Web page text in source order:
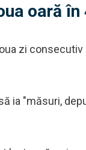
oară în
zi
ia "măsuri,